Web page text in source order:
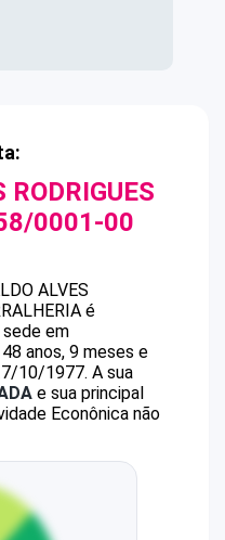
0001-00
ALVES
é
sede em
48 anos, 9 meses e
10/1977. A sua
e sua principal
Econônica não